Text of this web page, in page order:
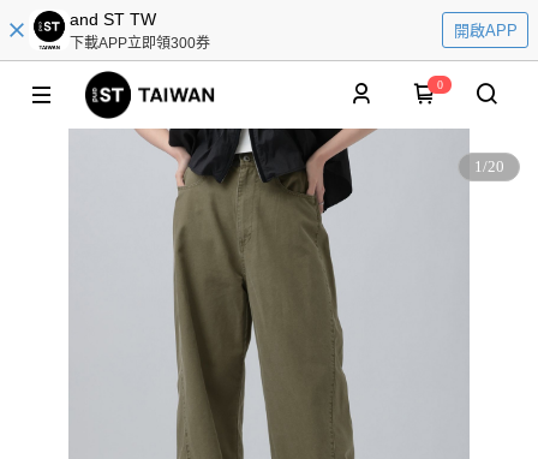
and ST TW
下載APP立即領300券
開啟APP
0
1/20